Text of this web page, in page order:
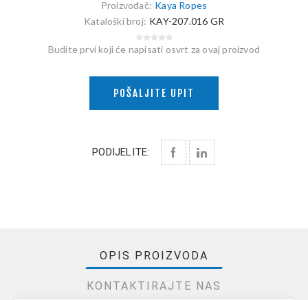
Proizvođač: Kaya Ropes
Kataloški broj: KAY-207.016 GR
Budite prvi koji će napisati osvrt za ovaj proizvod
POŠALJITE UPIT
PODIJELITE:
OPIS PROIZVODA
KONTAKTIRAJTE NAS